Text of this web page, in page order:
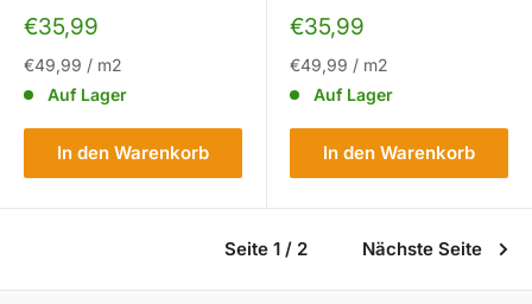
Sonderpreis
€35,99
€49,99 / m2
Auf Lager
In den Warenkorb
Sonderpreis
€35,99
€49,99 / m2
Auf Lager
In den Warenkorb
Seite 1 / 2 Nächste Seite